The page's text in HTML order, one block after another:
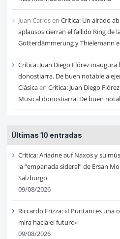
Juan Carlosen Critica: Un airado
aplausos cierran el fallido Ring de
Götterdämmerung y Thielemann
Crítica: Juan Diego Flórez
donostiarra. De buen notable a
Clásicaen Crítica: Juan Diego
Musical donostiarra. De buen
Últimas 10 entradas
Critica: Ariadne auf Naxos y su
la “empanada sideral” de Ersan
Salzburgo
09/08/2026
Riccardo Frizza: «I Puritani es
mira hacia el futuro»
09/08/2026